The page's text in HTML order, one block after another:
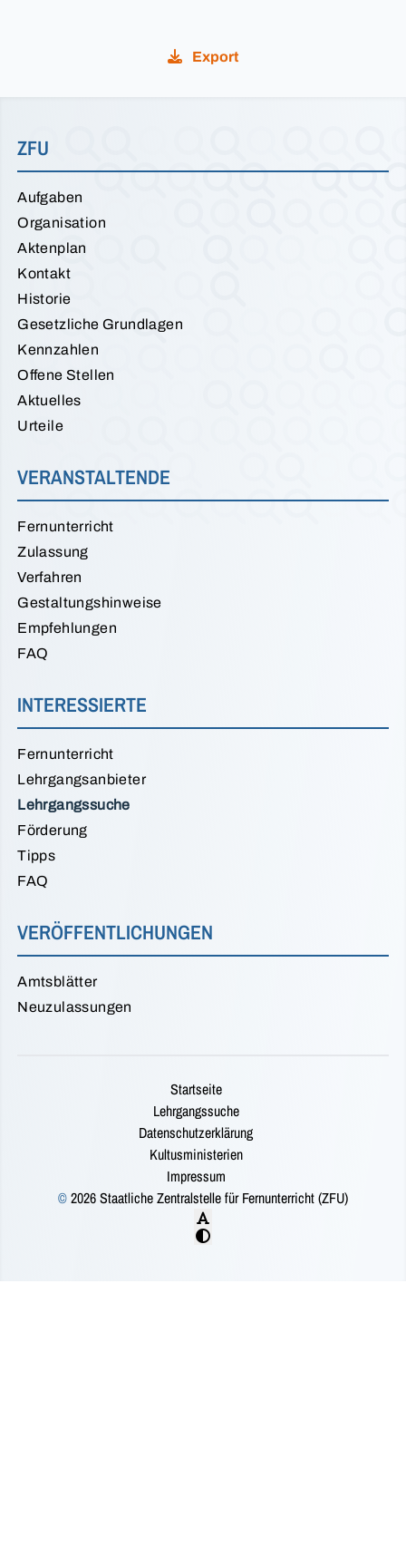
Export
ZFU
Aufgaben
Organisation
Aktenplan
Kontakt
Historie
Gesetzliche Grundlagen
Kennzahlen
Offene Stellen
Aktuelles
Urteile
VERANSTALTENDE
Fernunterricht
Zulassung
Verfahren
Gestaltungshinweise
Empfehlungen
FAQ
INTERESSIERTE
Fernunterricht
Lehrgangsanbieter
Lehrgangssuche
Förderung
Tipps
FAQ
VERÖFFENTLICHUNGEN
Amtsblätter
Neuzulassungen
Startseite
Lehrgangssuche
Datenschutzerklärung
Kultusministerien
Impressum
©2026 Staatliche Zentralstelle für Fernunterricht (ZFU)